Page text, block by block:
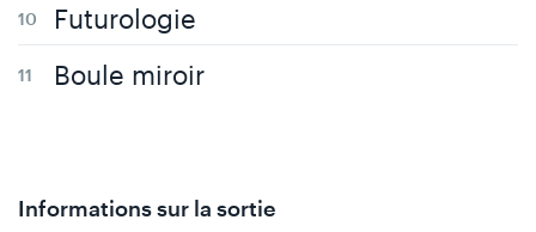
Futurologie
Boule miroir
Informations sur la sortie